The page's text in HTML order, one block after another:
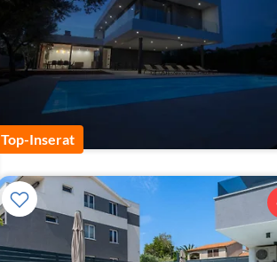
Top-Inserat